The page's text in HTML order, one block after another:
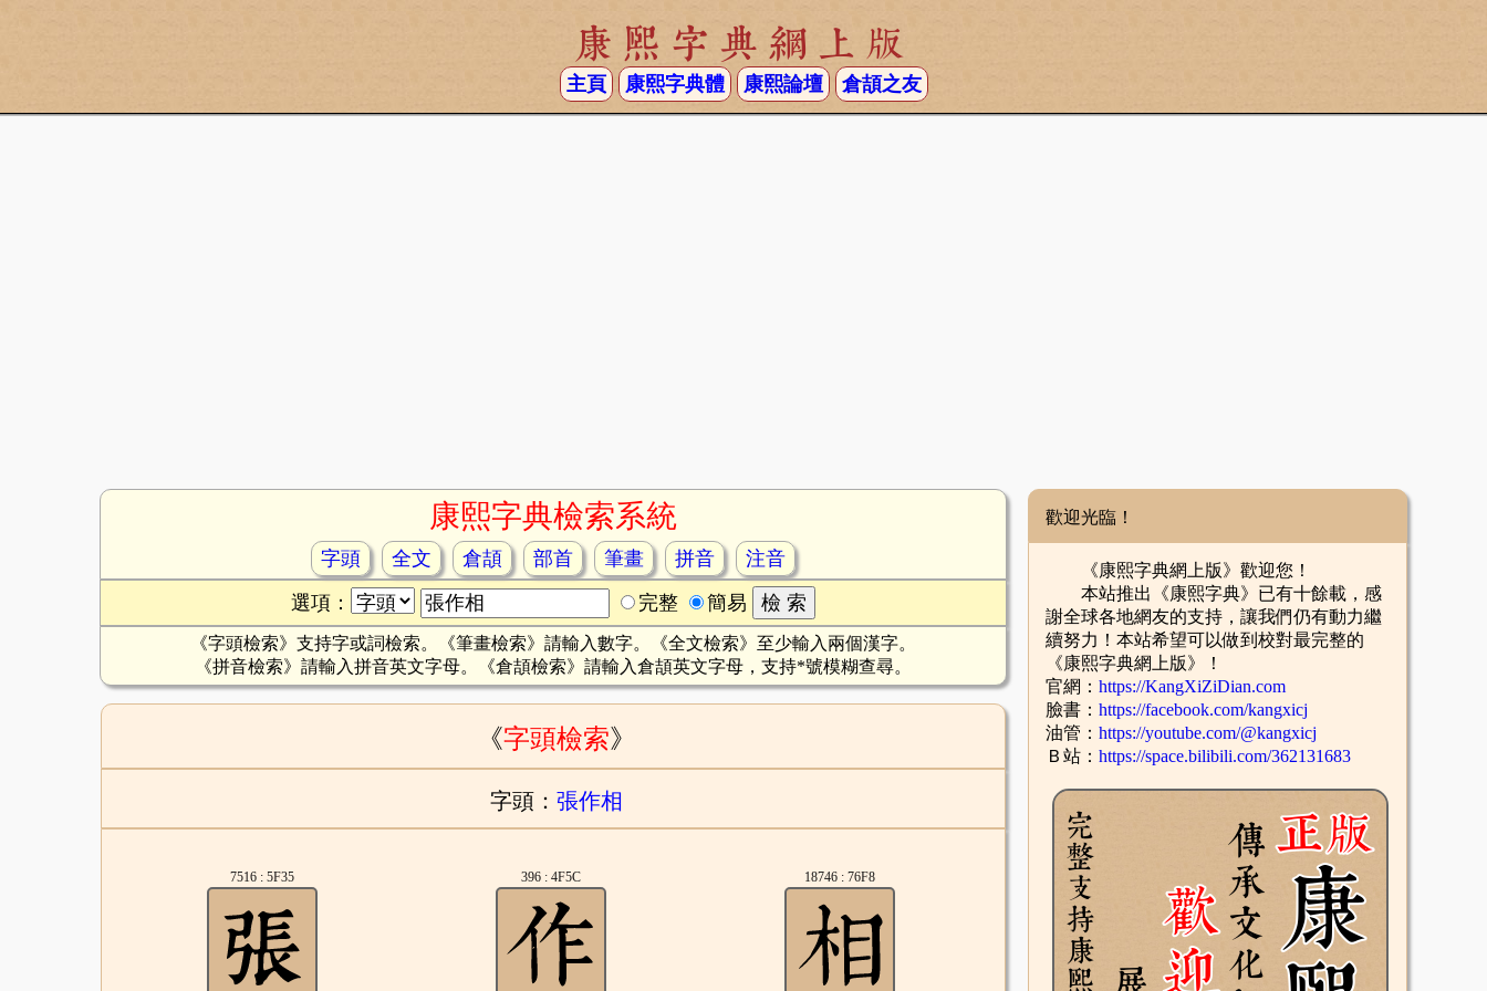
康熙字典網上版
主頁 康熙字典體 康熙論壇 倉頡之友
康熙字典檢索系統
字頭 全文 倉頡 部首 筆畫 拼音
注音
選項：
完整 簡易
《字頭檢索》支持字或詞檢索。《筆畫檢索》請輸入數字。《全文檢索》至少輸入兩個漢字。
《拼音檢索》請輸入拼音英文字母。《倉頡檢索》請輸入倉頡英文字母，支持*號模糊查尋。
《字頭檢索》
字頭： 張作相
7516 : 5F35 396 : 4F5C 18746 : 76F8
歡迎光臨！
《康熙字典網上版》歡迎您！
本站推出《康熙字典》已有十餘載，感
謝全球各地網友的支持，讓我們仍有動力繼
續努力！本站希望可以做到校對最完整的
《康熙字典網上版》！
官網： https://KangXiZiDian.com
臉書： https://facebook.com/kangxicj
油管： https://youtube.com/@kangxicj
Ｂ站： https://space.bilibili.com/362131683